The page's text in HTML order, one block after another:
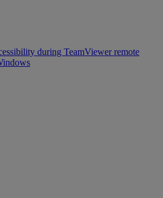
during TeamViewer remote